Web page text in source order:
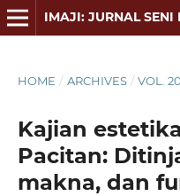
IMAJI: JURNAL
HOME / ARCHIVES / VOL.
Kajian
Pacitan:
makna, dan